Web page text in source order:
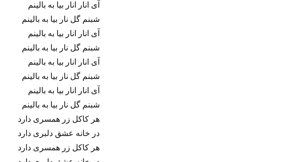
آی انار انار بیا به بالینم
شبنم گل نار بیا به بالینم
آی انار انار بیا به بالینم
شبنم گل نار بیا به بالینم
آی انار انار بیا به بالینم
شبنم گل نار بیا به بالینم
آی انار انار بیا به بالینم
شبنم گل نار بیا به بالینم
هر کاکل زر همسری دارد
در خانه عشق دلبری دارد
هر کاکل زر همسری دارد